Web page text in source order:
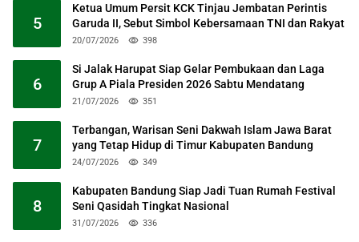
5
Ketua Umum Persit KCK Tinjau Jembatan Perintis
Garuda II, Sebut Simbol Kebersamaan TNI dan Rakyat
20/07/2026 398
6
Si Jalak Harupat Siap Gelar Pembukaan dan Laga
Grup A Piala Presiden 2026 Sabtu Mendatang
21/07/2026 351
7
Terbangan, Warisan Seni Dakwah Islam Jawa Barat
yang Tetap Hidup di Timur Kabupaten Bandung
24/07/2026 349
8
Kabupaten Bandung Siap Jadi Tuan Rumah Festival
Seni Qasidah Tingkat Nasional
31/07/2026 336